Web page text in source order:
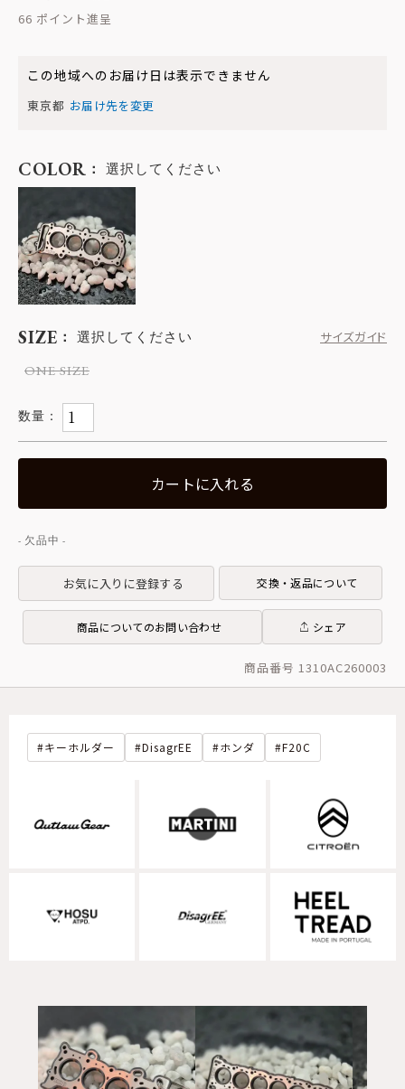
66
この地域へのお届け日は表示できません
東京都 お届け先を変更
SIZE 選択してください
サイズガイド
ONE SIZE
COLOR 選択してください
カートに入れる
お気に入りに登録する 交換・返品について
商品についてのお問い合わせ シェア
商品番号 1310AC260003
キーホルダー DisagrEE ホンダ F20C